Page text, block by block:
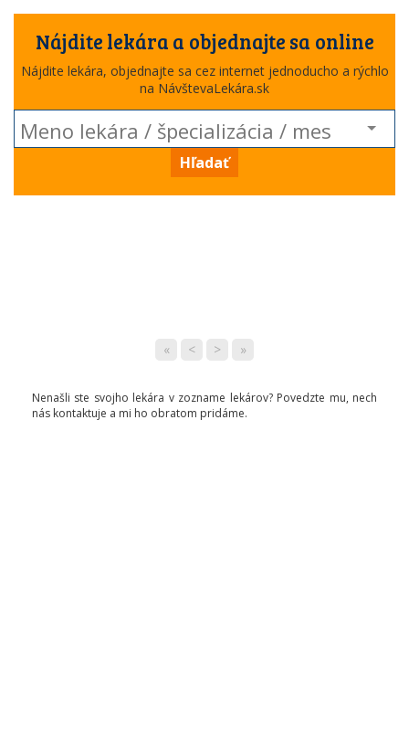
Nájdite lekára a objednajte sa online
Nájdite lekára, objednajte sa cez internet jednoducho a rýchlo
na NávštevaLekára.sk
Hľadať
« < > »
Nenašli ste svojho lekára v zozname lekárov? Povedzte mu, nech
nás kontaktuje a mi ho obratom pridáme.